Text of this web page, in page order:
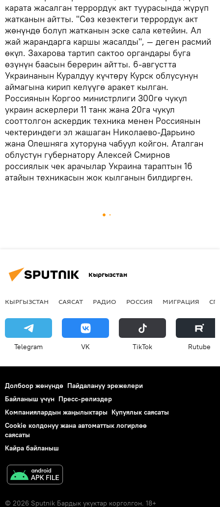
карата жасалган террордук акт туурасында жүрүп
жатканын айтты. "Сөз кезектеги террордук акт
жөнүндө болуп жатканын эске сала кетейин. Ал
жай жарандарга каршы жасалды", — деген расмий
өкүл. Захарова тартип сактоо органдары буга
өзүнүн баасын берерин айтты. 6-августта
Украинанын Куралдуу күчтөрү Курск облусунун
аймагына кирип келүүгө аракет кылган.
Россиянын Коргоо министрлиги 300гө чукул
украин аскерлери 11 танк жана 20га чукул
сооттолгон аскердик техника менен Россиянын
чектериндеги эл жашаган Николаево-Дарьино
жана Олешняга хуторуна чабуул койгон. Аталган
облустун губернатору Алексей Смирнов
россиялык чек арачылар Украина тараптын 16
атайын техникасын жок кылганын билдирген.
Кыргызстан
КЫРГЫЗСТАН САЯСАТ РАДИО РОССИЯ МИГРАЦИЯ
Telegram VK ТikТоk Rutube
Долбоор жөнүндө Пайдалануу эрежелери
Байланыш үчүн Пресс-релиздер
Компаниялардын жаңылыктары Купуялык саясаты
Cookie колдонуу жана автоматтык логирлөө
саясаты
Кайра байланыш
© 2026 Sputnik Бардык укуктар корголгон. 18+